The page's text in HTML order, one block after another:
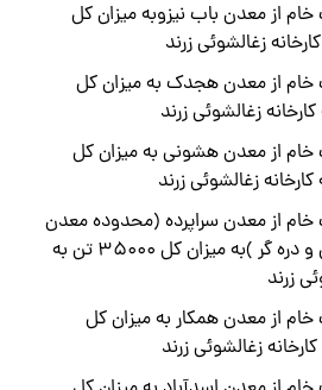
از معدن باب نیزوبه میزان کل
از معدن هجدک به میزان کل
از معدن هشونی به میزان کل
از معدن سراپرده (محدوده معدن
سراپرده جنوبی و دره گر )به میزان کل ۳۵۰۰۰ تن به
زرند
از معدن همکار به میزان کل